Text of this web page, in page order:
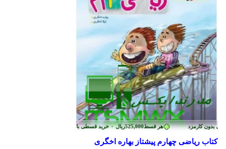
کارمزد
هر قسط525,000ریال • خرید قسطی با ترب‌پی بدون کارمزد بدون کارمزد
کتاب ریاضی چهارم پیشتاز بهاره اخگری